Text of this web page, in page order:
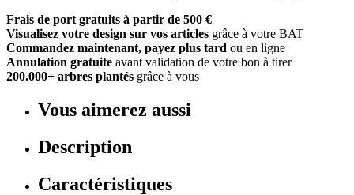
Frais de port gratuits à partir de 500 €
Visualisez votre design sur vos articles grâce à votre BAT
Commandez maintenant, payez plus tard ou en ligne
Annulation gratuite avant validation de votre bon à tirer
200.000+ arbres plantés grâce à vous
Vous aimerez aussi
Description
Caractéristiques